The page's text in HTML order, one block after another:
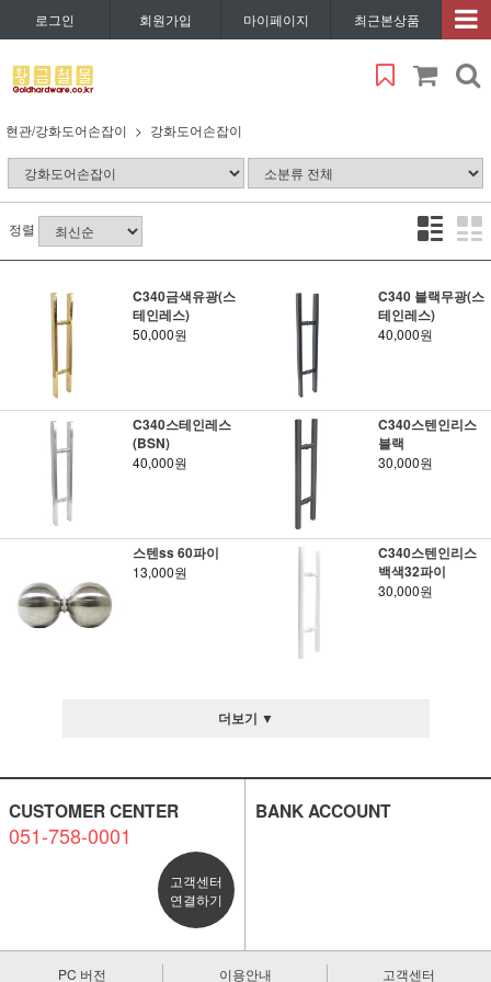
로그인 회원가입 마이페이지 최근본상품
현관/강화도어손잡이 강화도어손잡이
정렬
C340금색유광(스
테인레스)
50,000원
C340 블랙무광(스
테인레스)
40,000원
C340스테인레스
(BSN)
40,000원
C340스텐인리스
블랙
30,000원
스텐ss 60파이
13,000원
C340스텐인리스
백색32파이
30,000원
더보기 ▼
CUSTOMER CENTER
051-758-0001
고객센터
연결하기
BANK ACCOUNT
PC 버전 이용안내 고객센터